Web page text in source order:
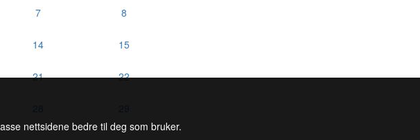
7 8
14 15
21 22
nettsidene bedre til deg som bruker.